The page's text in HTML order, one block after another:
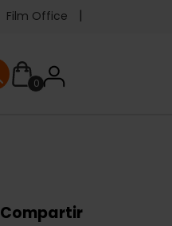
Film Office
0User
User menu
Compartir